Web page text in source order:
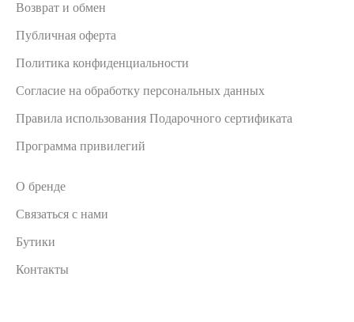
Возврат и обмен
Публичная оферта
Политика конфиденциальности
Согласие на обработку персональных данных
Правила использования Подарочного сертификата
Программа привилегий
О бренде
Связаться с нами
Бутики
Контакты